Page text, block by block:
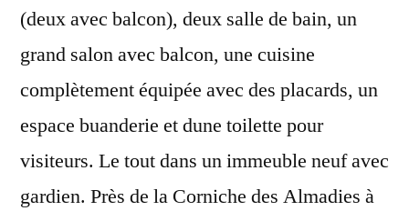
(deux avec balcon), deux salle de bain, un
grand salon avec balcon, une cuisine
complètement équipée avec des placards, un
espace buanderie et dune toilette pour
visiteurs. Le tout dans un immeuble neuf avec
gardien. Près de la Corniche des Almadies à